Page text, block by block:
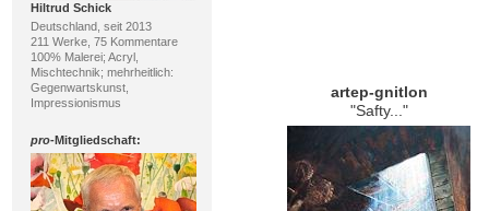
Hiltrud Schick
Deutschland, seit 2013
211 Werke, 75 Kommentare
100% Malerei; Acryl,
Mischtechnik; mehrheitlich:
Gegenwartskunst,
Impressionismus
pro-Mitgliedschaft:
artep-gnitlon
"Safty..."